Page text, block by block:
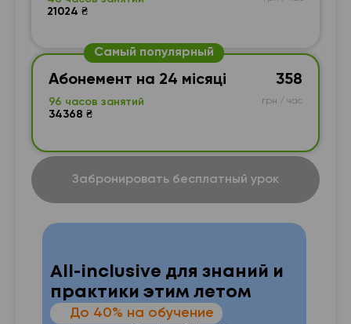
21024 ₴
Самый популярный
Абонемент на 24 місяці
96 часов занятий
34368 ₴
358
грн / час
Забронировать бесплатный урок
All-inclusive для знаний и
практики этим летом
До 40% на обучение